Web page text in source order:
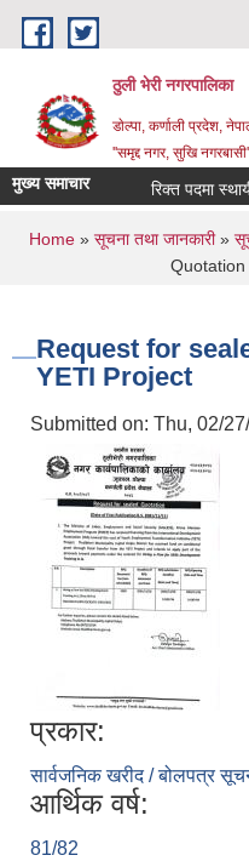
Skip to main content
ठुली भेरी नगरपालिका
डाेल्पा, कर्णाली प्रदेश,
''समृद्द नगर, सुखि
मुख्य समाचार रिक्त पदमा स्थायी
You are here
Home » सूचना तथा जानकारी»
Request for
YETI Project
Submitted on: Thu, 02/
प्रकार:
सार्वजनिक खरीद / बोलपत्र
आर्थिक वर्ष:
81/82